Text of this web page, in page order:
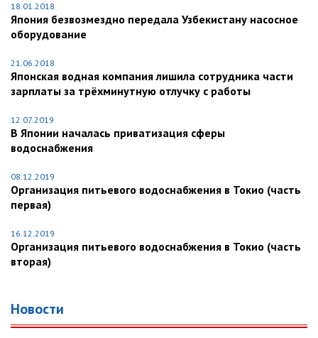
18.01.2018
Япония безвозмездно передала Узбекистану насосное
оборудование
21.06.2018
Японская водная компания лишила сотрудника части
зарплаты за трёхминутную отлучку с работы
12.07.2019
В Японии началась приватизация сферы
водоснабжения
08.12.2019
Организация питьевого водоснабжения в Токио (часть
первая)
16.12.2019
Организация питьевого водоснабжения в Токио (часть
вторая)
Новости